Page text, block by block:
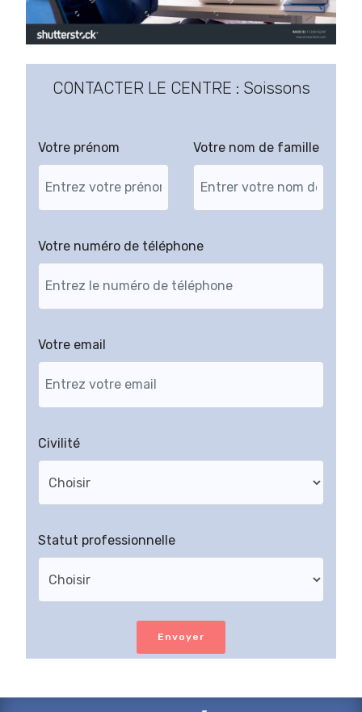
CONTACTER LE CENTRE : Soissons
Votre prénom Votre nom de famille
Votre numéro de téléphone
Votre email
Civilité
Statut professionnelle
Envoyer